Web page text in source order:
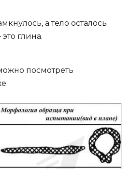
а тело осталось
глина.
посмотреть